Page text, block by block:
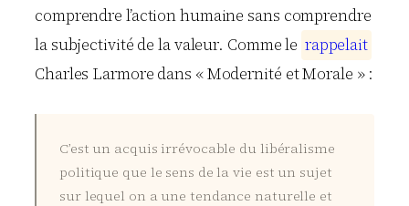
comprendre l’action humaine sans comprendre
la subjectivité de la valeur. Comme le rappelait
Charles Larmore dans « Modernité et Morale » :
C’est un acquis irrévocable du libéralisme
politique que le sens de la vie est un sujet
sur lequel on a une tendance naturelle et